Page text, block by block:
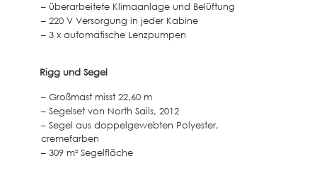
– überarbeitete Klimaanlage und Belüftung
– 220 V Versorgung in jeder Kabine
– 3 x automatische Lenzpumpen
Rigg und Segel
– Großmast misst 22,60 m
– Segelset von North Sails, 2012
– Segel aus doppelgewebten Polyester,
cremefarben
– 309 m² Segelfläche